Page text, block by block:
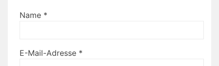
Name *
E-Mail-Adresse *